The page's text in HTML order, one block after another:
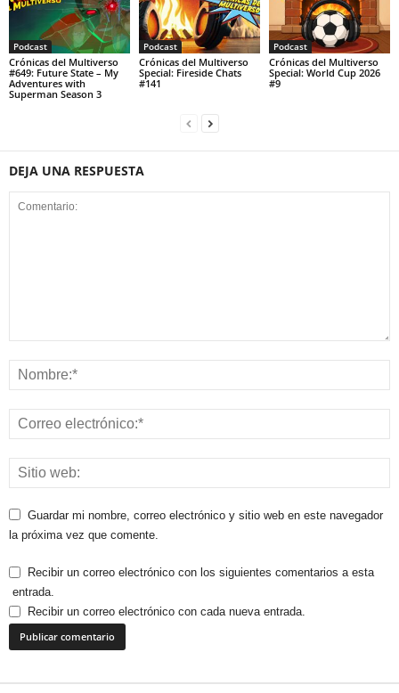
Podcast
Crónicas del Multiverso
#649: Future State – My
Adventures with
Superman Season 3
Podcast
Crónicas del Multiverso
Special: Fireside Chats
#141
Podcast
Crónicas del Multiverso
Special: World Cup 2026
#9
DEJA UNA RESPUESTA
Guardar mi nombre, correo electrónico y sitio web en este navegador
la próxima vez que comente.
Recibir un correo electrónico con los siguientes comentarios a esta
entrada.
Recibir un correo electrónico con cada nueva entrada.